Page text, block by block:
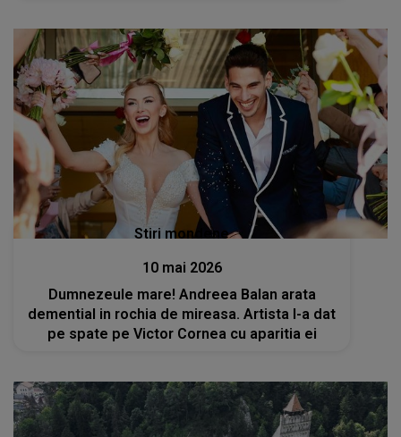
Stiri mondene
10 mai 2026
Dumnezeule mare! Andreea Balan arata
demential in rochia de mireasa. Artista l-a dat
pe spate pe Victor Cornea cu aparitia ei